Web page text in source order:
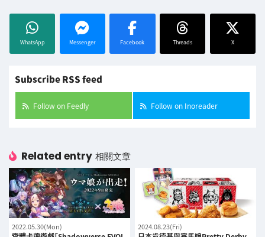
WhatsApp Messenger Facebook Threads X
Subscribe RSS feed
Follow on Feedly Follow on Inoreader
Related entry 相關文章
2022.05.30(Mon) 2024.08.23(Fri)